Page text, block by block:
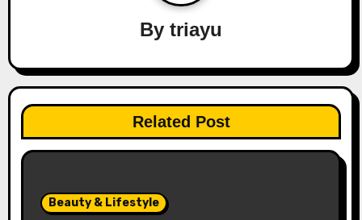
By triayu
Related Post
Beauty & Lifestyle